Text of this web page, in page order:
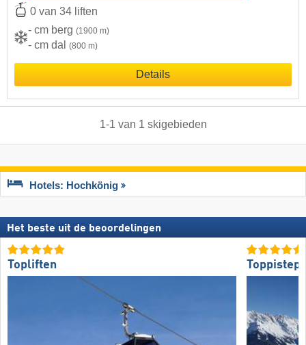
0 van 34 liften
- cm berg (1900 m)
- cm dal (800 m)
Details
1-1 van 1 skigebieden
Hotels: Hochkönig
Het beste uit de beoordelingen
Topliften